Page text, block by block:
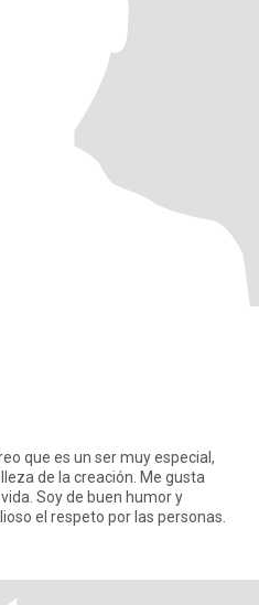
que es un ser muy especial,
de la creación. Me gusta
Soy de buen humor y
el respeto por las personas.